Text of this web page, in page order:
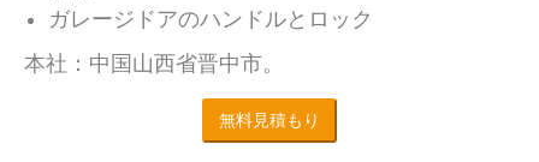
ガレージドアのハンドルとロック
本社：中国山西省晋中市。
無料見積もり